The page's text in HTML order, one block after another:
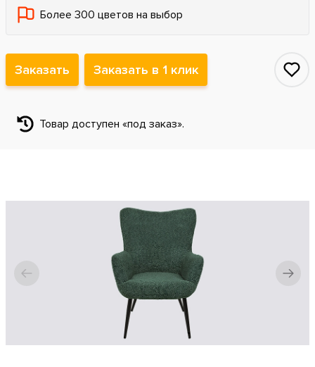
Более 300 цветов на выбор
Заказать Заказать в 1 клик
Товар доступен «под заказ».